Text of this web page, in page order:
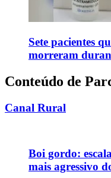
Sete pacientes
morreram
Conteúdo de
Canal Rural
Boi gordo:
mais agressivo